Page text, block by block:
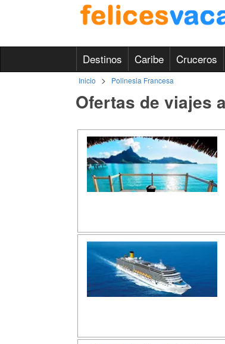
Destinos Caribe Cruceros
Inicio > Polinesia Francesa
Ofertas de viajes